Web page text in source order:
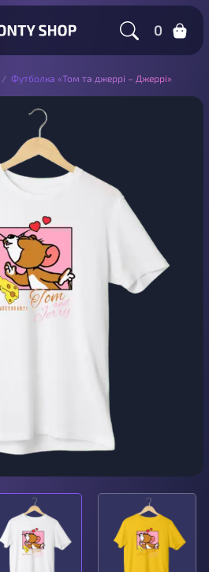
0
/ Футболка «Том та джеррі – Джеррі»